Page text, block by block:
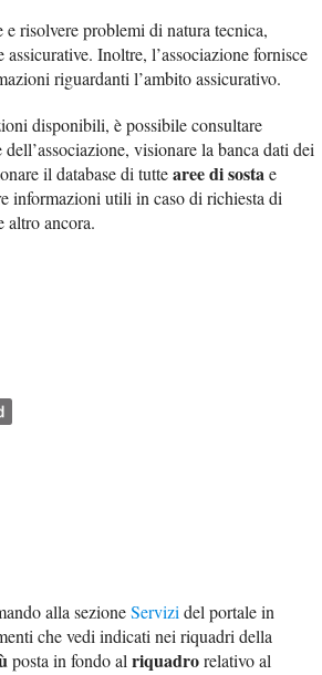
risolvere problemi di natura tecnica,
Inoltre, l’associazione fornisce
riguardanti l’ambito assicurativo.
disponibili, è possibile consultare
visionare la banca dati dei
il database di tuttearee di sostae
informazioni utili in caso di richiesta di
altro ancora.
alla sezioneServizi del portale in
che vedi indicati nei riquadri della
posta in fondo al riquadrorelativo al